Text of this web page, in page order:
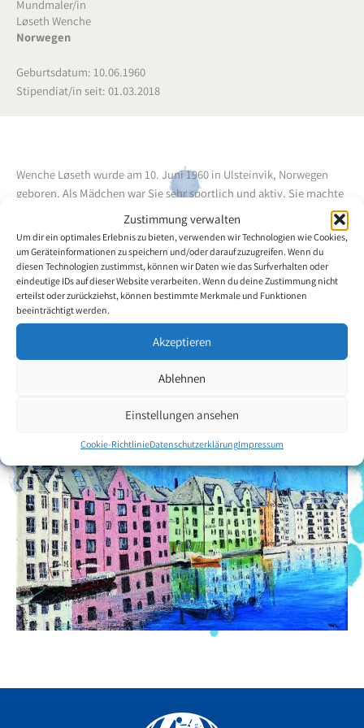
Zustimmung verwalten
Um dir ein optimales Erlebnis zu bieten, verwenden wir Technologien wie Cookies,
um Geräteinformationen zu speichern und/oder darauf zuzugreifen. Wenn du
diesen Technologien zustimmst, können wir Daten wie das Surfverhalten oder
eindeutige IDs auf dieser Website verarbeiten. Wenn du deine Zustimmung nicht
erteilst oder zurückziehst, können bestimmte Merkmale und Funktionen
beeinträchtigt werden.
Akzeptieren
Ablehnen
Einstellungen ansehen
Cookie-RichtlinieDatenschutzerklärungImpressum
Mundmaler/in
Løseth Wenche
Norwegen
Geburtsdatum: 10.06.1960
Stipendiat/in seit: 01.03.2018
Wenche Løseth wurde am 10. Juni 1960 in Ulsteinvik, Norwegen
geboren. Als Mädchen war Sie sehr sportlich und aktiv. Sie machte
eine Ausbildung zur technischen Zeichnerin. Später wurde sie eine
vielbeschäftigte Berufsfrau und Mutter von drei Mädchen. Im Jahr
2000 hatte Wenche Løseth einen schweren Schlaganfall. Dieser
führte zu einer vollständigen Lähmung ihres Körpers. Sie wird
zuhause von ihrer Mutter gepflegt.Wenche Løseth schrieb ein Buch
mit dem Titel 'Tsunami im Körper', welches 2007 erschienen ist. Sie
begann im Jahr 2011 zu malen. Wenche hat sehr trainiert und kann
sich aktuell verbal verständigen.
Zurück zur Künstlerübersicht
Facebook
YouTube
Instagram